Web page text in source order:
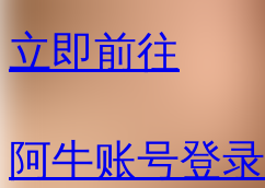
立即前往
阿牛账号登录